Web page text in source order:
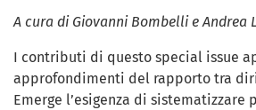
A cura di Giovanni Bombelli e Andrea
I contributi di questo special issue
approfondimenti del rapporto tra
Emerge l’esigenza di